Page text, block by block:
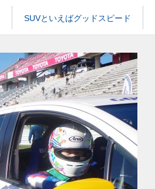
SUVといえばグッドスピード